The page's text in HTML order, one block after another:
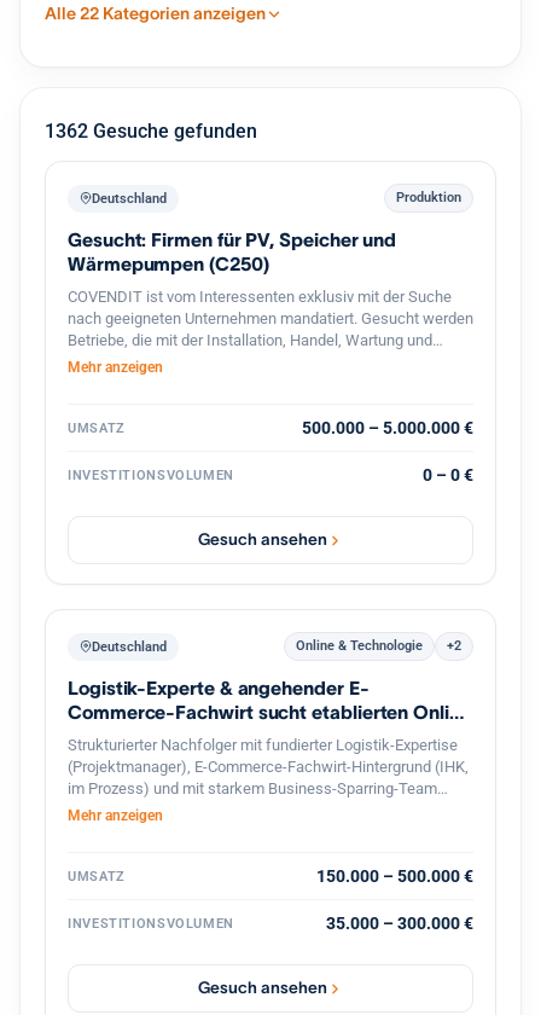
Alle 22 Kategorien anzeigen
1362 Gesuche gefunden
Deutschland Produktion
Gesucht: Firmen für PV, Speicher und
Wärmepumpen (C250)
COVENDIT ist vom Interessenten exklusiv mit der Suche
nach geeigneten Unternehmen mandatiert. Gesucht werden
Betriebe, die mit der Installation, Handel, Wartung und
Verkauf von Solar- / PV-Anlagen, PV-Module, Speicher,
Installation, Betrieb, Wartung und Verkauf von Solar- / PV-
Brandenburg, Sachsen, Bayern, Baden-Württemberg,
Mitarbeiter: 5-50 Umsatz: 0,5-5 MEUR Beteiligung: 60% aber
flexibel, partnerschaftlich Management: Altgesellschafter
gerne weiter aktiv
Mehr anzeigen
UMSATZ 500.000 – 5.000.000 €
INVESTITIONSVOLUMEN 0 – 0 €
Gesuch ansehen
Deutschland Online & Technologie +2
Logistik-Experte & angehender E-
Commerce-Fachwirt sucht etablierten Online
Shop
Strukturierter Nachfolger mit fundierter Logistik-Expertise
(Projektmanager), E-Commerce-Fachwirt-Hintergrund (IHK,
im Prozess) und mit starkem Business-Sparring-Team
Unterstützung, sucht profitablen Online-Shop in
garantiert.
Mehr anzeigen
UMSATZ 150.000 – 500.000 €
INVESTITIONSVOLUMEN 35.000 – 300.000 €
Gesuch ansehen